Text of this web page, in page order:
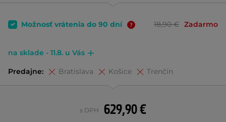
Možnosť vrátenia do 90 dní 18,90 € Zadarmo
na sklade - 11.8. u Vás
Predajne: Bratislava Košice Trenčín
629,90 €
s DPH